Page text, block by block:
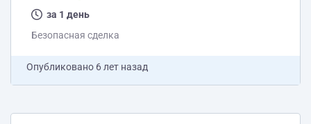
за 1 день
Безопасная сделка
Опубликовано 6 лет назад